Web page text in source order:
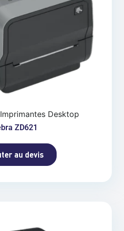
Desktop
ZD621
au devis